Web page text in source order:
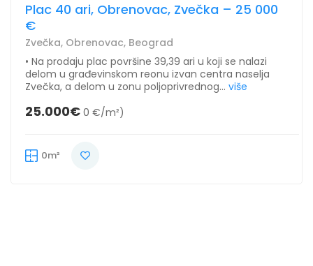
Plac 40 ari, Obrenovac, Zvečka – 25 000
€
Zvečka, Obrenovac, Beograd
• Na prodaju plac površine 39,39 ari u koji se nalazi
delom u građevinskom reonu izvan centra naselja
Zvečka, a delom u zonu poljoprivrednog... više
25.000€ 0 €/m²)
0m²